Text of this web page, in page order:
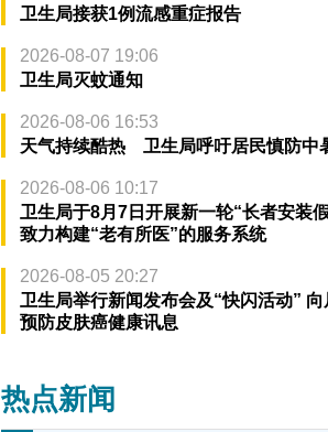
卫生局接获1例流感重症报告
2026-08-07 19:06
卫生局灭蚊通知
2026-08-06 16:53
天气持续酷热 卫生局呼吁居民慎防中
2026-08-06 10:17
卫生局于8月7日开展新一轮“长者安装
致力构建“老有所医”的服务系统
2026-08-05 20:27
卫生局举行新闻发布会及“快闪活动” 向
预防皮肤癌健康讯息
热点新闻